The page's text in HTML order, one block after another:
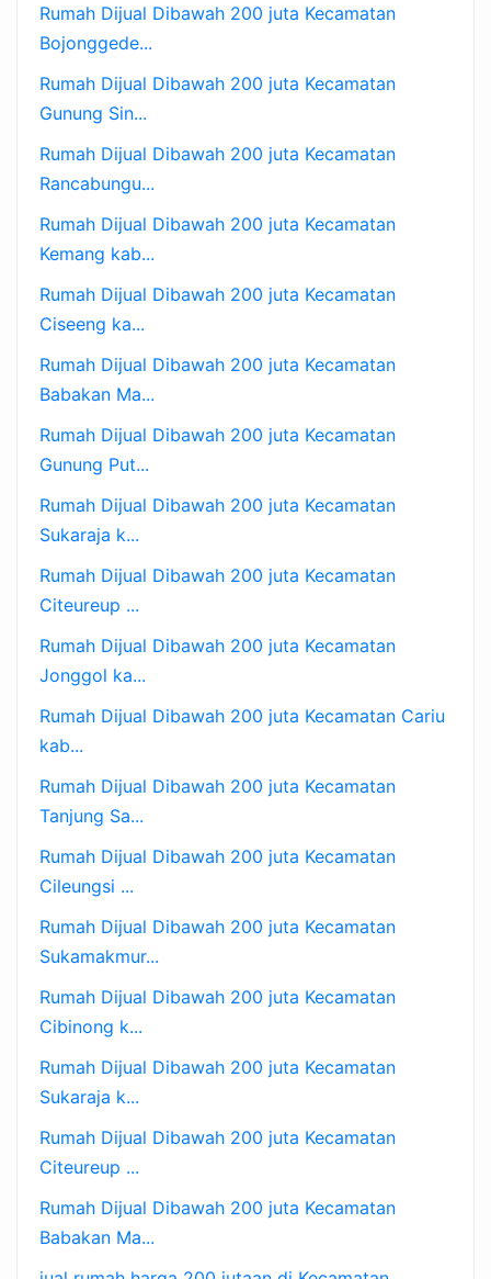
Rumah Dijual Dibawah 200 juta Kecamatan
Bojonggede...
Rumah Dijual Dibawah 200 juta Kecamatan
Gunung Sin...
Rumah Dijual Dibawah 200 juta Kecamatan
Rancabungu...
Rumah Dijual Dibawah 200 juta Kecamatan
Kemang kab...
Rumah Dijual Dibawah 200 juta Kecamatan
Ciseeng ka...
Rumah Dijual Dibawah 200 juta Kecamatan
Babakan Ma...
Rumah Dijual Dibawah 200 juta Kecamatan
Gunung Put...
Rumah Dijual Dibawah 200 juta Kecamatan
Sukaraja k...
Rumah Dijual Dibawah 200 juta Kecamatan
Citeureup ...
Rumah Dijual Dibawah 200 juta Kecamatan
Jonggol ka...
Rumah Dijual Dibawah 200 juta Kecamatan Cariu
kab...
Rumah Dijual Dibawah 200 juta Kecamatan
Tanjung Sa...
Rumah Dijual Dibawah 200 juta Kecamatan
Cileungsi ...
Rumah Dijual Dibawah 200 juta Kecamatan
Sukamakmur...
Rumah Dijual Dibawah 200 juta Kecamatan
Cibinong k...
Rumah Dijual Dibawah 200 juta Kecamatan
Sukaraja k...
Rumah Dijual Dibawah 200 juta Kecamatan
Citeureup ...
Rumah Dijual Dibawah 200 juta Kecamatan
Babakan Ma...